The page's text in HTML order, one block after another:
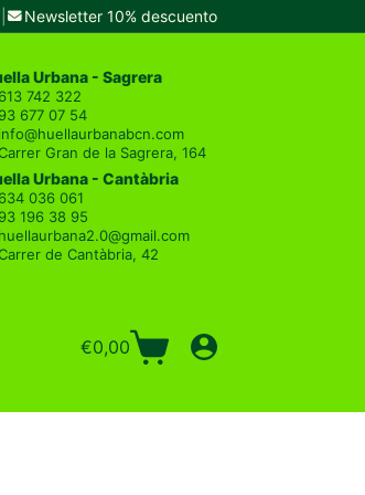
Newsletter 10% descuento
Urbana - Sagrera
613 742 322
93 677 07 54
info@huellaurbanabcn.com
Gran de la Sagrera, 164
Urbana - Cantàbria
634 036 061
93 196 38 95
huellaurbana2.0@gmail.com
de Cantàbria, 42
Carro
€0,00